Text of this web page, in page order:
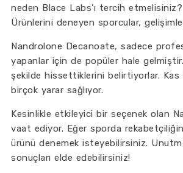
neden Blace Labs’ı tercih etmelisiniz?
Ürünlerini deneyen sporcular,
Nandrolone Decanoate, sadece
yapanlar için de popüler hale
şekilde hissettiklerini belirtiyorlar. Kas
birçok yarar sağlıyor.
Kesinlikle etkileyici bir seçenek olan
vaat ediyor. Eğer sporda
ürünü denemek isteyebilirsiniz.
sonuçları elde edebilirsiniz!